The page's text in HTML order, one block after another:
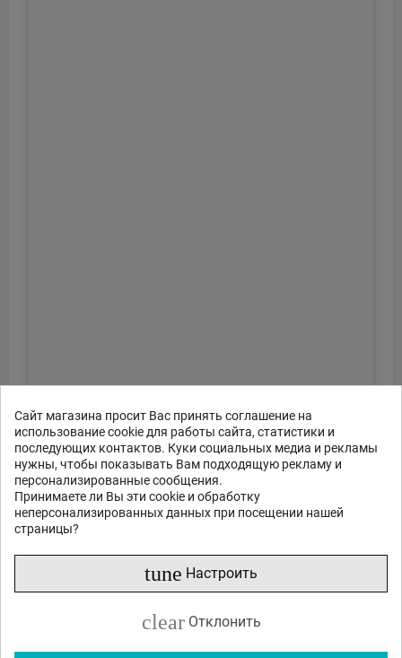
Сайт магазина просит Вас принять соглашение на
использование cookie для работы сайта, статистики и
последующих контактов. Куки социальных медиа и рекламы
нужны, чтобы показывать Вам подходящую рекламу и
персонализированные сообщения.
Принимаете ли Вы эти cookie и обработку
неперсонализированных данных при посещении нашей
страницы?
tune Настроить
clear Отклонить